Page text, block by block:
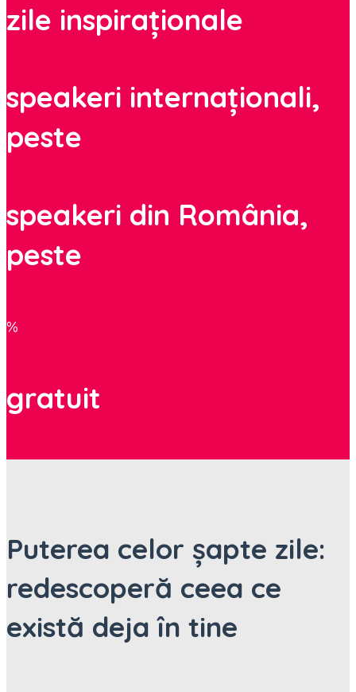
zile inspiraționale
speakeri internaționali,
peste
speakeri din România,
peste
%
gratuit
Puterea celor șapte zile:
redescoperă ceea ce
există deja în tine